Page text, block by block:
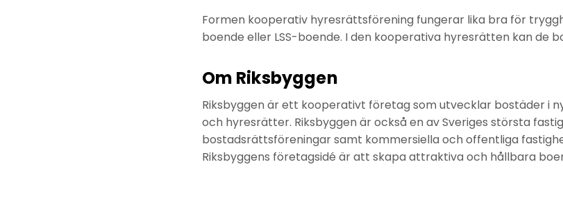
Formen kooperativ hyresrättsförening fungerar lika bra för
boende eller LSS-boende. I den kooperativa hyresrätten kan de
Om Riksbyggen
Riksbyggen är ett kooperativt företag som utvecklar bostäder i
och hyresrätter. Riksbyggen är också en av Sveriges största
bostadsrättsföreningar samt kommersiella och offentliga
Riksbyggens företagsidé är att skapa attraktiva och hållbara